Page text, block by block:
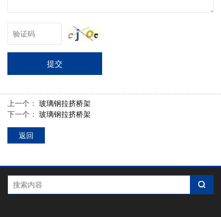
提交
上一个：玻璃钢拉挤桥架
下一个：玻璃钢拉挤桥架
返回